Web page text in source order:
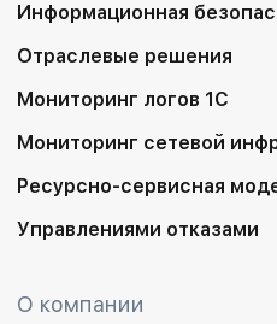
Информационная
Отраслевые решения
Мониторинг логов 1С
Мониторинг сетевой
Ресурсно-сервисная
Управлениями отказами
О компании